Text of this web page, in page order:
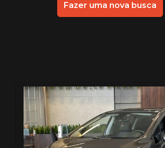
Fazer uma nova busca